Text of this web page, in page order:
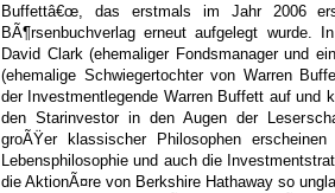
Buffettâ€œ, das erstmals im Jahr 2006
BÃ¶rsenbuchverlag erneut aufgelegt wurde.
David Clark (ehemaliger Fondsmanager und
(ehemalige Schwiegertochter von Warren
der Investmentlegende Warren Buffett auf und
den Starinvestor in den Augen der
groÃŸer klassischer Philosophen
Lebensphilosophie und auch die
die AktionÃ¤re von Berkshire Hathaway so